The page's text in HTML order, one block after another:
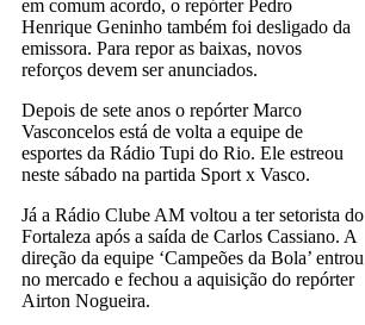
em comum acordo, o repórter Pedro
Henrique Geninho também foi desligado da
emissora. Para repor as baixas, novos
reforços devem ser anunciados.
Depois de sete anos o repórter Marco
Vasconcelos está de volta a equipe de
esportes da Rádio Tupi do Rio. Ele estreou
neste sábado na partida Sport x Vasco.
Já a Rádio Clube AM voltou a ter setorista do
Fortaleza após a saída de Carlos Cassiano. A
direção da equipe ‘Campeões da Bola’ entrou
no mercado e fechou a aquisição do repórter
Airton Nogueira.